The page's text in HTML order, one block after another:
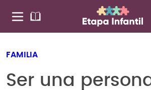
FAMILIA
Ser una